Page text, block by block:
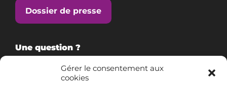
Gérer le consentement aux
cookies
Dossier de presse
Une question ?
Consultez notre FAQ